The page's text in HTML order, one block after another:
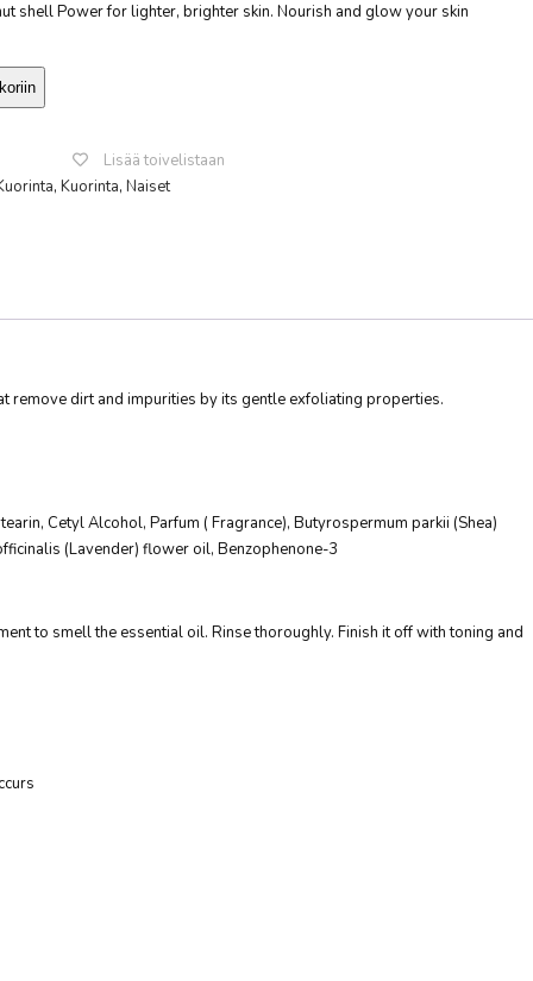
shell Power for lighter, brighter skin. Nourish and glow your skin
Lisää toivelistaan
, Kuorinta, Naiset
remove dirt and impurities by its gentle exfoliating properties.
Cetyl Alcohol, Parfum ( Fragrance), Butyrospermum parkii (Shea)
(Lavender) flower oil, Benzophenone-3
to smell the essential oil. Rinse thoroughly. Finish it off with toning and